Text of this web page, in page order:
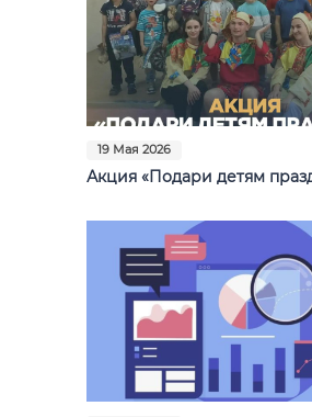
19 Мая 2026
Акция «Подари детям